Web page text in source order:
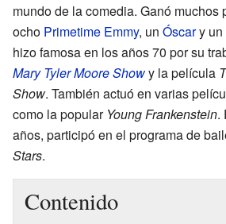
mundo de la comedia. Ganó muchos
ocho Primetime Emmy, un Óscary un
hizo famosa en los años 70 por su
Mary Tyler Moore Showy la película
Show. También actuó en varias
como la popular Young Frankenstein.
años, participó en el programa de
Stars.
Contenido